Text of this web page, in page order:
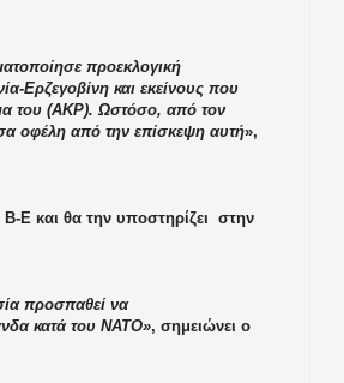
προεκλογική
Ερζεγοβίνη και εκείνους που
του (AKP). Ωστόσο, από τον
οφέλη από την επίσκεψη αυτή»,
Ε και θα την υποστηρίζει στην
προσπαθεί να
κατά του ΝΑΤΟ», σημειώνει ο